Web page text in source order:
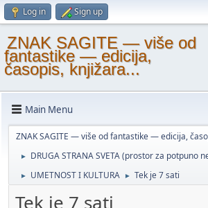
Log in Sign up
ZNAK SAGITE — više od
fantastike — edicija,
časopis, knjižara...
Main Menu
ZNAK SAGITE — više od fantastike — edicija,
► DRUGA STRANA SVETA (prostor za potpuno
► UMETNOST I KULTURA ► Tek je 7 sati
Tek je 7 sati